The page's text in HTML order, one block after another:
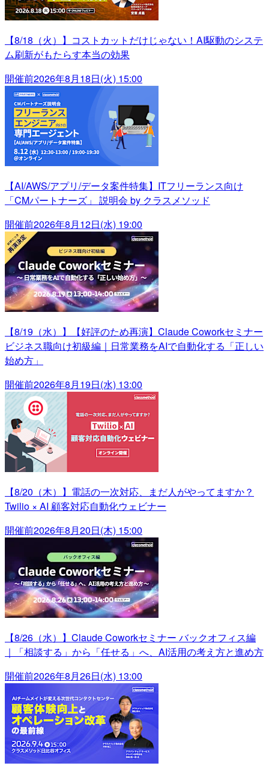
【8/18（火）】コストカットだけじゃない！AI駆動のシステ
ム刷新がもたらす本当の効果
開催前2026年8月18日(火) 15:00
【AI/AWS/アプリ/データ案件特集】ITフリーランス向け
「CMパートナーズ」 説明会 by クラスメソッド
開催前2026年8月12日(水) 19:00
【8/19（水）】【好評のため再演】Claude Coworkセミナー
ビジネス職向け初級編｜日常業務をAIで自動化する「正しい
始め方」
開催前2026年8月19日(水) 13:00
【8/20（木）】電話の一次対応、まだ人がやってますか？
Twilio × AI 顧客対応自動化ウェビナー
開催前2026年8月20日(木) 15:00
【8/26（水）】Claude Coworkセミナー バックオフィス編
｜「相談する」から「任せる」へ、AI活用の考え方と進め方
開催前2026年8月26日(水) 13:00